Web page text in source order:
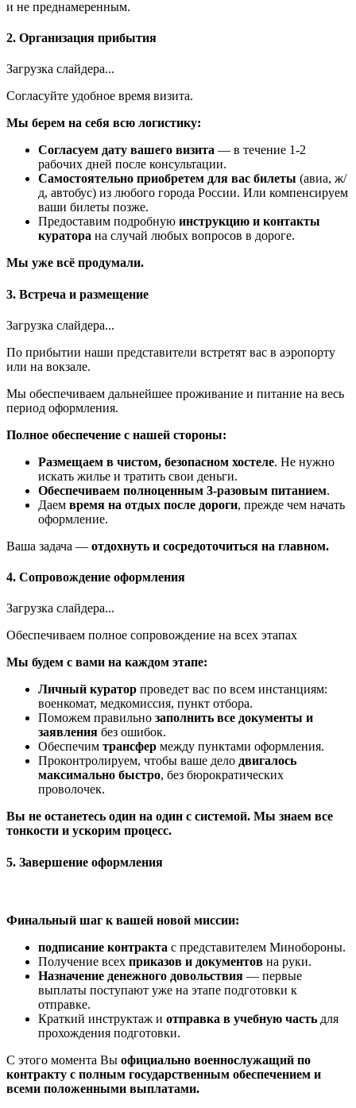
и не преднамеренным.
2. Организация прибытия
Загрузка слайдера...
Согласуйте удобное время визита.
Мы берем на себя всю логистику:
Согласуем дату вашего визита — в течение 1-2
рабочих дней после консультации.
Самостоятельно приобретем для вас билеты (авиа, ж/
д, автобус) из любого города России. Или компенсируем
ваши билеты позже.
Предоставим подробную инструкцию и контакты
куратора на случай любых вопросов в дороге.
Мы уже всё продумали.
3. Встреча и размещение
Загрузка слайдера...
По прибытии наши представители встретят вас в аэропорту
или на вокзале.
Мы обеспечиваем дальнейшее проживание и питание на весь
период оформления.
Полное обеспечение с нашей стороны:
Размещаем в чистом, безопасном хостеле. Не нужно
искать жилье и тратить свои деньги.
Обеспечиваем полноценным 3-разовым питанием.
Даем время на отдых после дороги, прежде чем начать
оформление.
Ваша задача — отдохнуть и сосредоточиться на главном.
4. Сопровождение оформления
Загрузка слайдера...
Обеспечиваем полное сопровождение на всех этапах
Мы будем с вами на каждом этапе:
Личный куратор проведет вас по всем инстанциям:
военкомат, медкомиссия, пункт отбора.
Поможем правильно заполнить все документы и
заявления без ошибок.
Обеспечим трансфер между пунктами оформления.
Проконтролируем, чтобы ваше дело двигалось
максимально быстро, без бюрократических
проволочек.
Вы не останетесь один на один с системой. Мы знаем все
тонкости и ускорим процесс.
5. Завершение оформления
Финальный шаг к вашей новой миссии:
подписание контракта с представителем Минобороны.
Получение всех приказов и документов на руки.
Назначение денежного довольствия — первые
выплаты поступают уже на этапе подготовки к
отправке.
Краткий инструктаж и отправка в учебную часть для
прохождения подготовки.
С этого момента Вы официально военнослужащий по
контракту с полным государственным обеспечением и
всеми положенными выплатами.